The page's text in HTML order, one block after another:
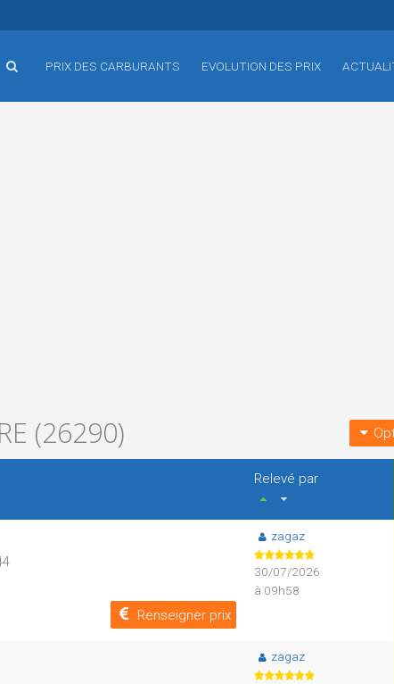
PRIX DES CARBURANTS EVOLUTION DES PRIX
(26290)
Relevé par
Renseigner prix
zagaz
30/07/2026
à 09h58
zagaz